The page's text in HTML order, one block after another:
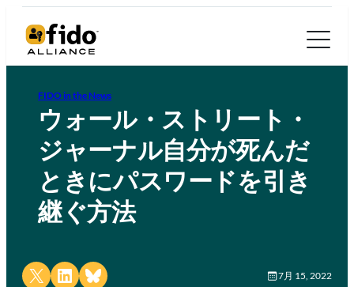
FIDO in the News
ウォール・ストリート・
ジャーナル自分が死んだ
ときにパスワードを引き
継ぐ方法
Share on X Share on LinkedIn
Share on Bluesky 7月 15, 2022